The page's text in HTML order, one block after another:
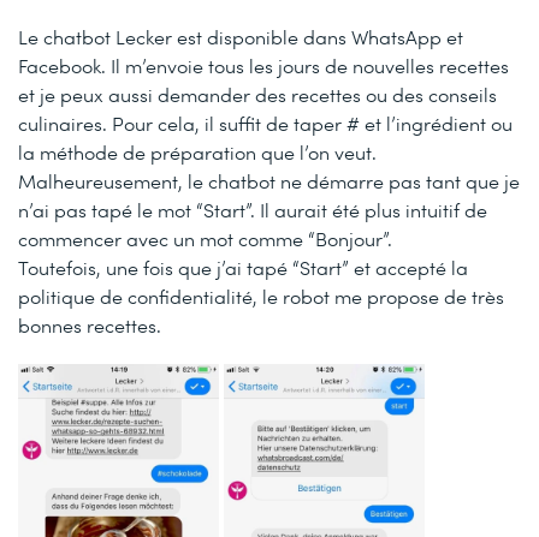
Le chatbot Lecker est disponible dans WhatsApp et
Facebook. Il m’envoie tous les jours de nouvelles recettes
et je peux aussi demander des recettes ou des conseils
culinaires. Pour cela, il suffit de taper # et l’ingrédient ou
la méthode de préparation que l’on veut.
Malheureusement, le chatbot ne démarre pas tant que je
n’ai pas tapé le mot “Start”. Il aurait été plus intuitif de
commencer avec un mot comme “Bonjour”.
Toutefois, une fois que j’ai tapé “Start” et accepté la
politique de confidentialité, le robot me propose de très
bonnes recettes.